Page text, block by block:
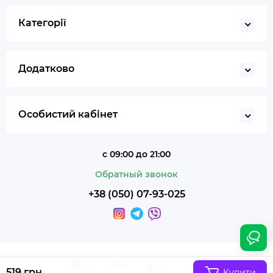
Категорії
Додатково
Особистий кабінет
с 09:00 до 21:00
Обратный звонок
+38 (050) 07-93-025